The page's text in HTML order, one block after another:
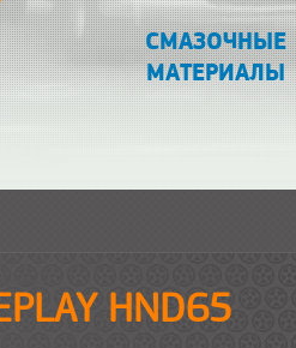
СМАЗОЧНЫЕ
МАТЕРИАЛЫ
HND65